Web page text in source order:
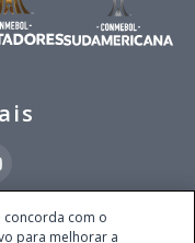
52.868.380/0001-84), com
concorda com o
para melhorar a